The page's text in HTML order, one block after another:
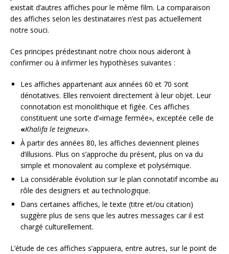
existait d’autres affiches pour le même film. La comparaison
des affiches selon les destinataires n’est pas actuellement
notre souci.
Ces principes prédestinant notre choix nous aideront à
confirmer ou à infirmer les hypothèses suivantes :
Les affiches appartenant aux années 60 et 70 sont
dénotatives. Elles renvoient directement à leur objet. Leur
connotation est monolithique et figée. Ces affiches
constituent une sorte d’«image fermée», exceptée celle de
«Khalifa le teigneux».
À partir des années 80, les affiches deviennent pleines
d’illusions. Plus on s’approche du présent, plus on va du
simple et monovalent au complexe et polysémique.
La considérable évolution sur le plan connotatif incombe au
rôle des designers et au technologique.
Dans certaines affiches, le texte (titre et/ou citation)
suggère plus de sens que les autres messages car il est
chargé culturellement.
L’étude de ces affiches s’appuiera, entre autres, sur le point de